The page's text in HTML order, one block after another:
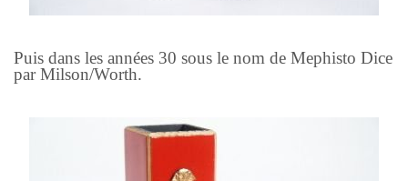
Puis dans les années 30 sous le nom de Mephisto Dice
par Milson/Worth.